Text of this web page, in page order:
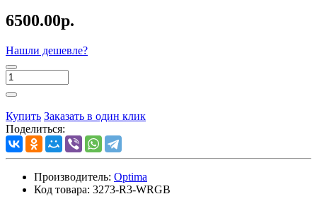
6500.00р.
Нашли дешевле?
Купить Заказать в один клик
Поделиться:
Производитель: Optima
Код товара: 3273-R3-WRGB